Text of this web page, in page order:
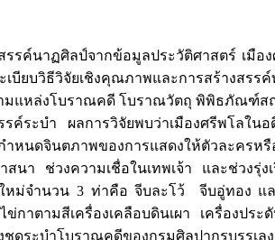
รค์นาฏศิลป์จากข้อมูลประวัติศาสตร์ เมื
บียบวิธีวิจัยเชิงคุณภาพและการสร้างสร
มแหล่งโบราณคดี โบราณวัตถุ พิพิธภัณ
ค์ระบำ ผลการวิจัยพบว่าเมืองศรีพโลใ
นดจินตภาพของการแสดงให้ตัวละครห
าสนา ช่วงความเชื่อในเทพเจ้า และช่ว
ม่จำนวน 3 ท่าคือ จีบละโว้ จีบอู่ทอง แล
กาตามสีเครื่องเคลือบดินเผา เครื่องป
ดระบำโบราณคดีของกรมศิลปากรบรร